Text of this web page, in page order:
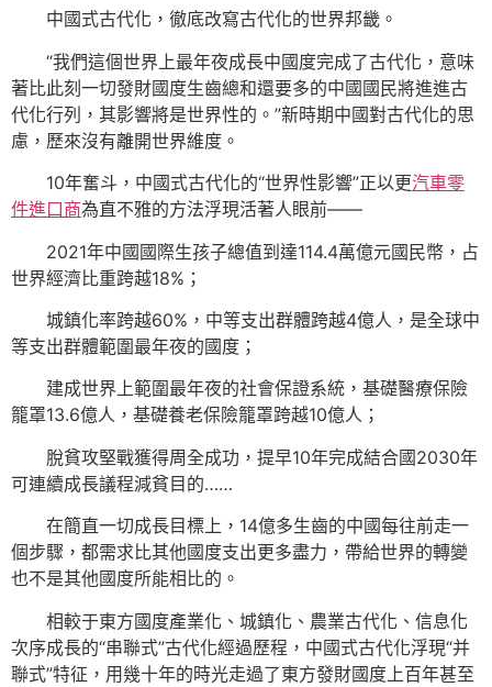
中國式古代化，徹底改寫古代化的世界邦畿。
“我們這個世界上最年夜成長中國度完成了古代化，意味
著比此刻一切發財國度生齒總和還要多的中國國民將進進古
代化行列，其影響將是世界性的。”新時期中國對古代化的思
慮，歷來沒有離開世界維度。
10年奮斗，中國式古代化的“世界性影響”正以更汽車零
件進口商為直不雅的方法浮現活著人眼前——
2021年中國國際生孩子總值到達114.4萬億元國民幣，占
世界經濟比重跨越18%；
城鎮化率跨越60%，中等支出群體跨越4億人，是全球中
等支出群體範圍最年夜的國度；
建成世界上範圍最年夜的社會保證系統，基礎醫療保險
籠罩13.6億人，基礎養老保險籠罩跨越10億人；
脫貧攻堅戰獲得周全成功，提早10年完成結合國2030年
可連續成長議程減貧目的……
在簡直一切成長目標上，14億多生齒的中國每往前走一
個步驟，都需求比其他國度支出更多盡力，帶給世界的轉變
也不是其他國度所能相比的。
相較于東方國度產業化、城鎮化、農業古代化、信息化
次序成長的“串聯式”古代化經過歷程，中國式古代化浮現“并
聯式”特征，用幾十年的時光走過了東方發財國度上百年甚至